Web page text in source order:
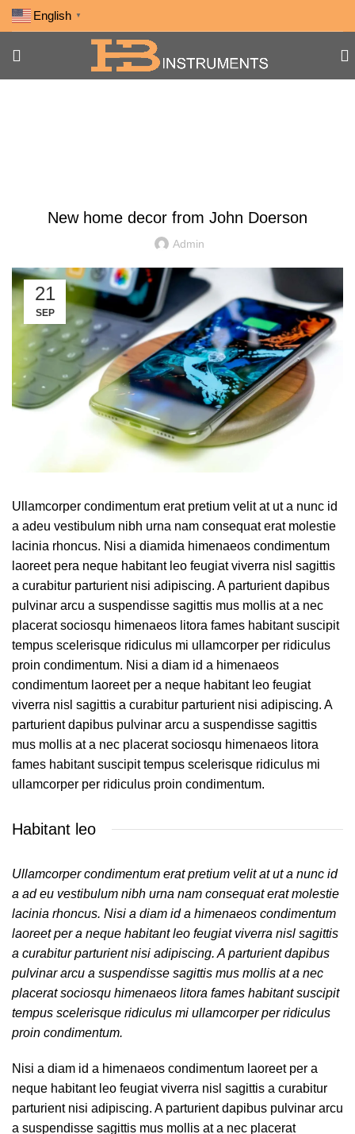
English ▼
New home decor from John Doerson
Admin
21
SEP
Ullamcorper condimentum erat pretium velit at ut a nunc id
a adeu vestibulum nibh urna nam consequat erat molestie
lacinia rhoncus. Nisi a diamida himenaeos condimentum
laoreet pera neque habitant leo feugiat viverra nisl sagittis
a curabitur parturient nisi adipiscing. A parturient dapibus
pulvinar arcu a suspendisse sagittis mus mollis at a nec
placerat sociosqu himenaeos litora fames habitant suscipit
tempus scelerisque ridiculus mi ullamcorper per ridiculus
proin condimentum. Nisi a diam id a himenaeos
condimentum laoreet per a neque habitant leo feugiat
viverra nisl sagittis a curabitur parturient nisi adipiscing. A
parturient dapibus pulvinar arcu a suspendisse sagittis
mus mollis at a nec placerat sociosqu himenaeos litora
fames habitant suscipit tempus scelerisque ridiculus mi
ullamcorper per ridiculus proin condimentum.
Habitant leo
Ullamcorper condimentum erat pretium velit at ut a nunc id
a ad eu vestibulum nibh urna nam consequat erat molestie
lacinia rhoncus. Nisi a diam id a himenaeos condimentum
laoreet per a neque habitant leo feugiat viverra nisl sagittis
a curabitur parturient nisi adipiscing. A parturient dapibus
pulvinar arcu a suspendisse sagittis mus mollis at a nec
placerat sociosqu himenaeos litora fames habitant suscipit
tempus scelerisque ridiculus mi ullamcorper per ridiculus
proin condimentum.
Nisi a diam id a himenaeos condimentum laoreet per a
neque habitant leo feugiat viverra nisl sagittis a curabitur
parturient nisi adipiscing. A parturient dapibus pulvinar arcu
a suspendisse sagittis mus mollis at a nec placerat